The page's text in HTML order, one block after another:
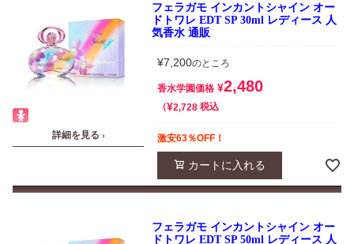
詳細を見る ›
フェラガモ インカントシャイン オー
ドトワレ EDT SP 30ml レディース 人
気香水 通販
¥7,200のところ
香水学園価格 ¥2,480
¥2,728 税込
激安63％OFF！
カートに入れる
フェラガモ インカントシャイン オー
ドトワレ EDT SP 50ml レディース 人